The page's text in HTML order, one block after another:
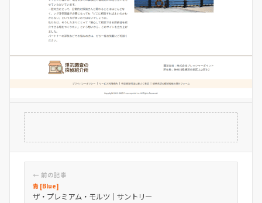
← 前の記事
青 [Blue]
ザ・プレミアム・モルツ｜サントリー